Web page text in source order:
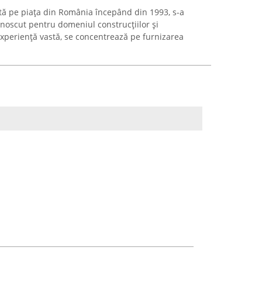
pe piața din România începând din 1993, s-a
pentru domeniul construcțiilor și
vastă, se concentrează pe furnizarea